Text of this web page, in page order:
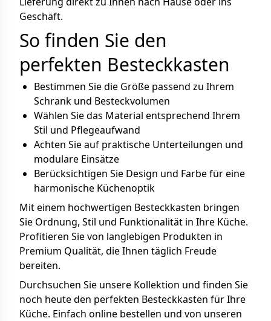
Geschäft.
So finden Sie den
perfekten Besteckkasten
Bestimmen Sie die Größe passend zu Ihrem
Schrank und Besteckvolumen
Wählen Sie das Material entsprechend Ihrem
Stil und Pflegeaufwand
Achten Sie auf praktische Unterteilungen und
modulare Einsätze
Berücksichtigen Sie Design und Farbe für eine
harmonische Küchenoptik
Mit einem hochwertigen Besteckkasten bringen
Sie Ordnung, Stil und Funktionalität in Ihre Küche.
Profitieren Sie von langlebigen Produkten in
Premium Qualität, die Ihnen täglich Freude
bereiten.
Durchsuchen Sie unsere Kollektion und finden Sie
noch heute den perfekten Besteckkasten für Ihre
Küche. Einfach online bestellen und von unseren